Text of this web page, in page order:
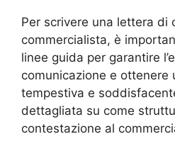
Per scrivere una lettera di
commercialista, è
linee guida per garantire
comunicazione e ottenere
tempestiva e
dettagliata su come
contestazione al